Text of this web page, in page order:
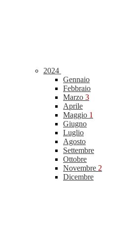
2024
Gennaio
Febbraio
Marzo 3
Aprile
Maggio 1
Giugno
Luglio
Agosto
Settembre
Ottobre
Novembre 2
Dicembre